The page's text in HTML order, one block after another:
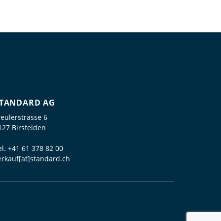
AG
6
Birsfelden
+41 61 378 82 00